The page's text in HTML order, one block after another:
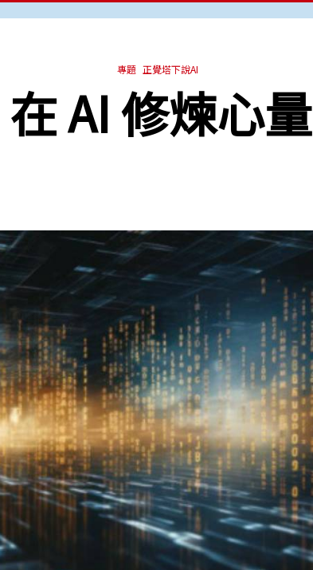
專題 正覺塔下說AI
在 AI 修煉心量